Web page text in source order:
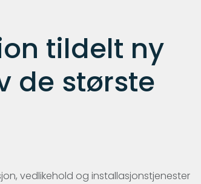
tildelt ny
de største
vedlikehold og installasjonstjenester